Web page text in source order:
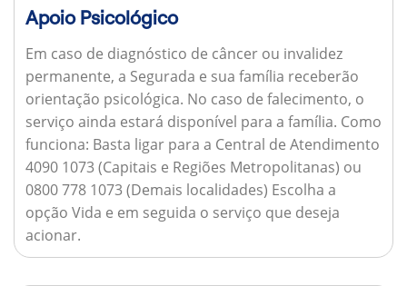
Apoio Psicológico
Em caso de diagnóstico de câncer ou invalidez
permanente, a Segurada e sua família receberão
orientação psicológica. No caso de falecimento, o
serviço ainda estará disponível para a família. Como
funciona: Basta ligar para a Central de Atendimento
4090 1073 (Capitais e Regiões Metropolitanas) ou
0800 778 1073 (Demais localidades) Escolha a
opção Vida e em seguida o serviço que deseja
acionar.